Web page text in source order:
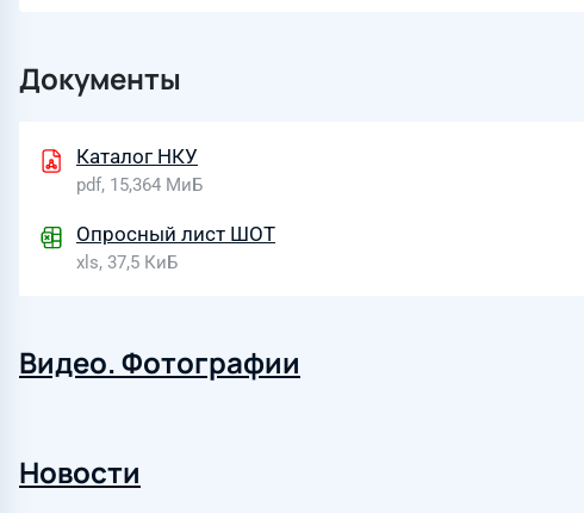
Документы
Каталог НКУ
pdf, 15,364 МиБ
Опросный лист ШОТ
xls, 37,5 КиБ
Видео. Фотографии
Новости